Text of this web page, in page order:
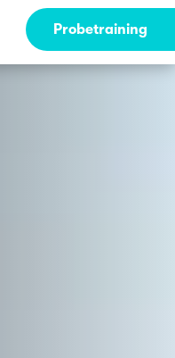
Probetraining
Frankfurt ☀️